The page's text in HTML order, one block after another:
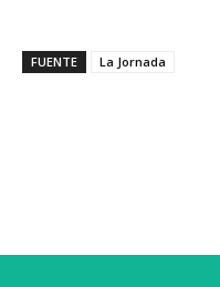
FUENTE La Jornada